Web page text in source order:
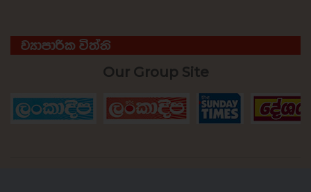
ව්‍යාපාරික විත්ති
Our Group Site